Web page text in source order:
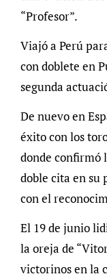
“Profesor”.
Viajó a Perú
con doblete en
segunda
De nuevo en
éxito con los
donde confirmó
doble cita en su
con el
El 19 de junio
la oreja de
victorinos en la